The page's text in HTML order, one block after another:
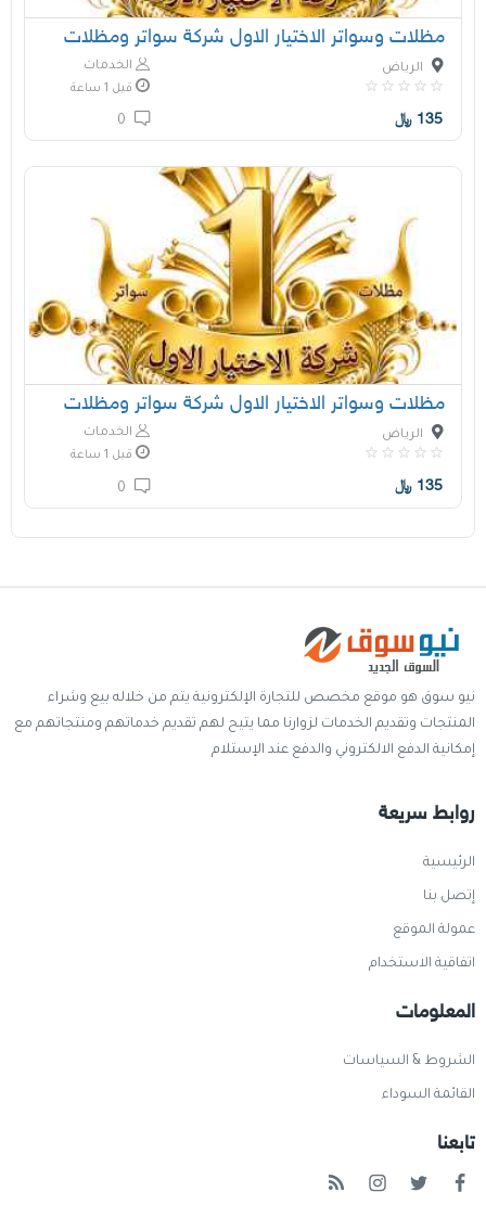
مظلات وسواتر الاختيار الاول شركة سواتر ومظلات
الخدمات الرياض
قبل 1 ساعة
135 ﷼
مظلات وسواتر الاختيار الاول شركة سواتر ومظلات
الخدمات الرياض
قبل 1 ساعة
135 ﷼
نيو سوق هو موقع مخصص للتجارة الإلكترونية يتم من خلاله بيع وشراء
المنتجات وتقديم الخدمات لزوارنا مما يتيح لهم تقديم خدماتهم ومنتجاتهم مع
إمكانية الدفع الالكتروني والدفع عند الإستلام
روابط سريعة
الرئيسية
إتصل بنا
عمولة الموقع
اتفاقية الاستخدام
المعلومات
الشروط & السياسات
القائمة السوداء
تابعنا